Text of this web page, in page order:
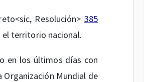
Resolución> 385
el territorio nacional.
en los últimos días con
Organización Mundial de